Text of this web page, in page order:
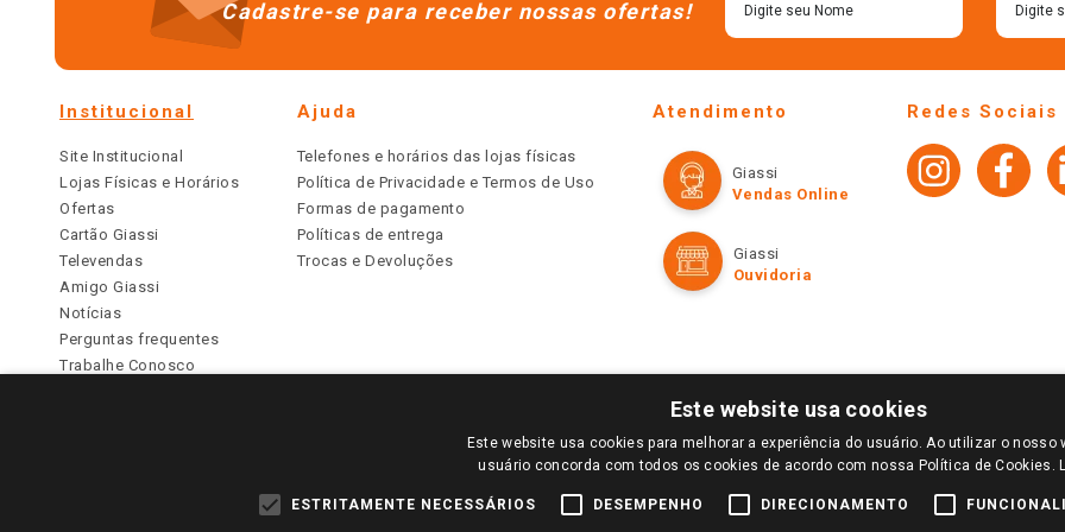
Cadastre-se para receber nossas ofertas!
Institucional
Site Institucional
Lojas Físicas e Horários
Ofertas
Cartão Giassi
Televendas
Amigo Giassi
Notícias
Perguntas frequentes
Trabalhe Conosco
Ajuda
Telefones e horários das lojas físicas
Política de Privacidade e Termos de Uso
Formas de pagamento
Políticas de entrega
Trocas e Devoluções
Atendimento
Giassi
Vendas Online
Giassi
Ouvidoria
Redes Sociais
PARA VER OS PREÇOS DA SUA REGIÃO, FAÇA LOGIN E SELECIONE A LOJA DE SUA PREFERÊNCIA. SOMENTE APÓS O LOGIN, OS PREÇOS
TODOS OS PREÇOS E CONDIÇÕES COMERCIAIS DESTE SITE SÃO VÁLIDOS APENAS PARA COMPRAS REALIZADAS NO GIASSI.COM.BR E NA LOJA
DE BUSCAS.
Este website usa cookies
Este website usa cookies para melhorar a experiência do usuário. Ao utilizar o nosso
usuário concorda com todos os cookies de acordo com nossa Política de Cookies.
ESTRITAMENTE NECESSÁRIOS DESEMPENHO DIRECIONAMENTO